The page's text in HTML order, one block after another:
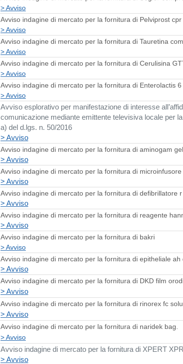
> Avviso
Avviso indagine di mercato per la fornitura di Pelviprost cpr
> Avviso
Avviso indagine di mercato per la fornitura di Tauretina
> Avviso
Avviso indagine di mercato per la fornitura di Cerulisina
> Avviso
Avviso indagine di mercato per la fornitura di Enterolactis 6
> Avviso
Avviso esplorativo per manifestazione di interesse
comunicazione mediante emittente televisiva locale per
a) del d.lgs. n. 50/2016
> Avviso
Avviso indagine di mercato per la fornitura di aminogam
> Avviso
Avviso indagine di mercato per la fornitura di microinfusore
> Avviso
Avviso indagine di mercato per la fornitura di defibrillatore
> Avviso
Avviso indagine di mercato per la fornitura di reagente
> Avviso
Avviso indagine di mercato per la fornitura di bakri
> Avviso
Avviso indagine di mercato per la fornitura di epitheliale
> Avviso
Avviso indagine di mercato per la fornitura di DKD film
> Avviso
Avviso indagine di mercato per la fornitura di rinorex fc
> Avviso
Avviso indagine di mercato per la fornitura di naridek bag.
> Avviso
Avviso indagine di mercato per la fornitura di XPERT
> Avviso